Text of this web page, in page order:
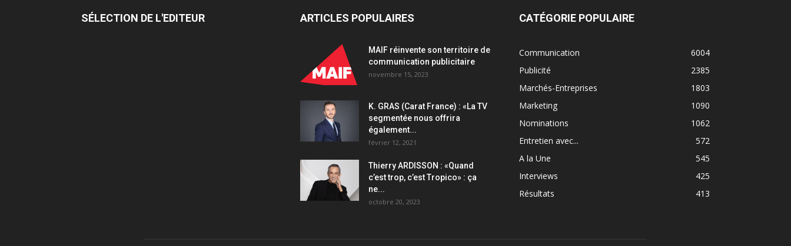
SÉLECTION DE L'EDITEUR ARTICLES POPULAIRES
MAIF réinvente son territoire de
communication publicitaire
novembre 15, 2023
K. GRAS (Carat France) : «La TV
segmentée nous offrira
également...
février 12, 2021
Thierry ARDISSON : «Quand
c’est trop, c’est Tropico» : ça
ne...
octobre 20, 2023
CATÉGORIE POPULAIRE
Communication
6004
Publicité
2385
Marchés-Entreprises
1803
Marketing
1090
Nominations
1062
Entretien avec...
572
A la Une
545
Interviews
425
Résultats
413